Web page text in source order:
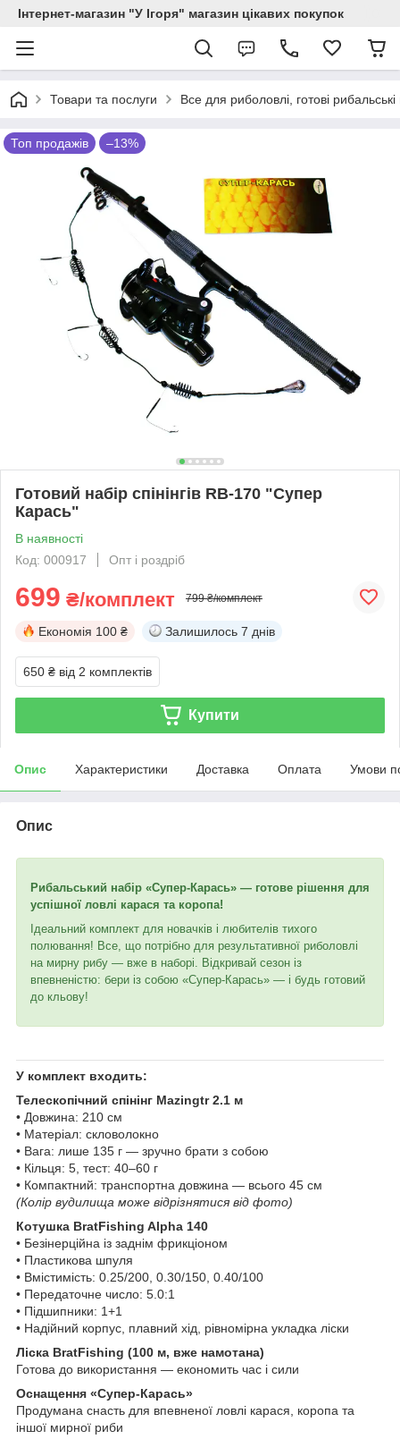
Інтернет-магазин "У Ігоря" магазин цікавих покупок
Товари та послуги Все для риболовлі, готові
Топ продажів –13%
Готовий набір спінінгів RB-170 "Супер
Карась"
В наявності
Код: 000917
Опт і роздріб
699 ₴/комплект 799 ₴/комплект
Економія 100 ₴ Залишилось 7 днів
650 ₴ від 2 комплектів
Купити
Опис Характеристики Доставка Оплата Умови
Опис
Рибальський набір «Супер-Карась» — готове рішення для
успішної ловлі карася та коропа!
Ідеальний комплект для новачків і любителів тихого
полювання! Все, що потрібно для результативної риболовлі
на мирну рибу — вже в наборі. Відкривай сезон із
впевненістю: бери із собою «Супер-Карась» — і будь готовий
до кльову!
У комплект входить:
Телескопічний спінінг Mazingtr 2.1 м
• Довжина: 210 см
• Матеріал: скловолокно
• Вага: лише 135 г — зручно брати з собою
• Кільця: 5, тест: 40–60 г
• Компактний: транспортна довжина — всього 45 см
(Колір вудилища може відрізнятися від фото)
Котушка BratFishing Alpha 140
• Безінерційна із заднім фрикціоном
• Пластикова шпуля
• Вмістимість: 0.25/200, 0.30/150, 0.40/100
• Передаточне число: 5.0:1
• Підшипники: 1+1
• Надійний корпус, плавний хід, рівномірна укладка ліски
Ліска BratFishing (100 м, вже намотана)
Готова до використання — економить час і сили
Оснащення «Супер-Карась»
Продумана снасть для впевненої ловлі карася, коропа та
іншої мирної риби